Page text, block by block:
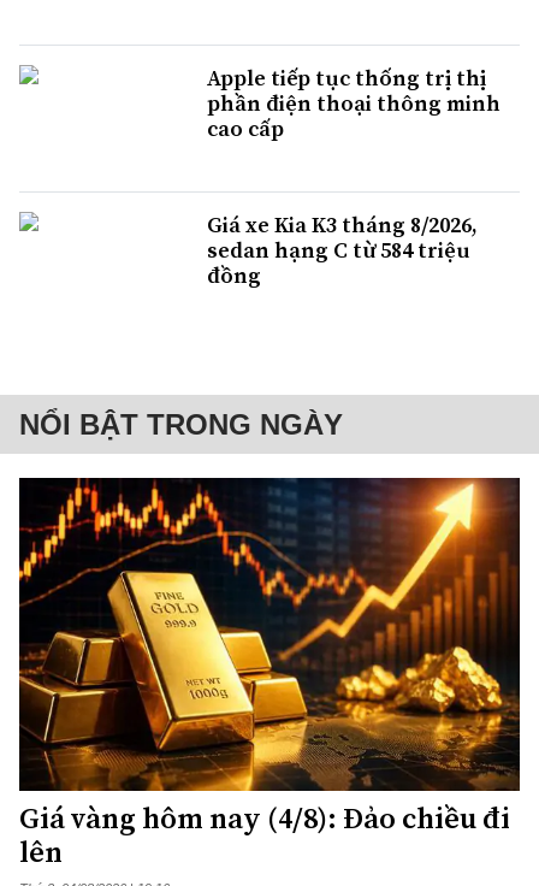
Apple tiếp tục thống trị thị
phần điện thoại thông minh
cao cấp
Giá xe Kia K3 tháng 8/2026,
sedan hạng C từ 584 triệu
đồng
NỔI BẬT TRONG NGÀY
Giá vàng hôm nay (4/8): Đảo chiều đi
lên